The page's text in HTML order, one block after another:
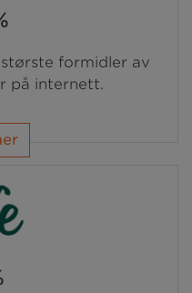
formidler av
på internett.